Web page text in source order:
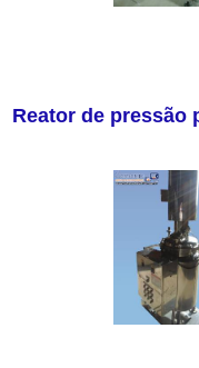
Reator de pressão